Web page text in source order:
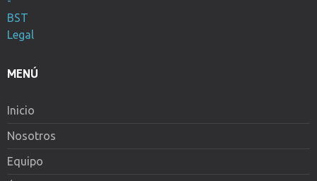
MENÚ
Inicio
Nosotros
Equipo